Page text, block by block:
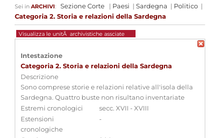
Sei in ARCHIVI: Sezione Corte | Paesi | Sardegna | Politico |
Categoria 2. Storia e relazioni della Sardegna
Visualizza le unitÃ archivistiche assciate
Intestazione
Categoria 2. Storia e relazioni della Sardegna
Descrizione
Sono comprese storie e relazioni relative all'isola della
Sardegna. Quattro buste non risultano inventariate
Estremi cronologici
secc. XVII - XVIII
Estensioni
cronologiche
-